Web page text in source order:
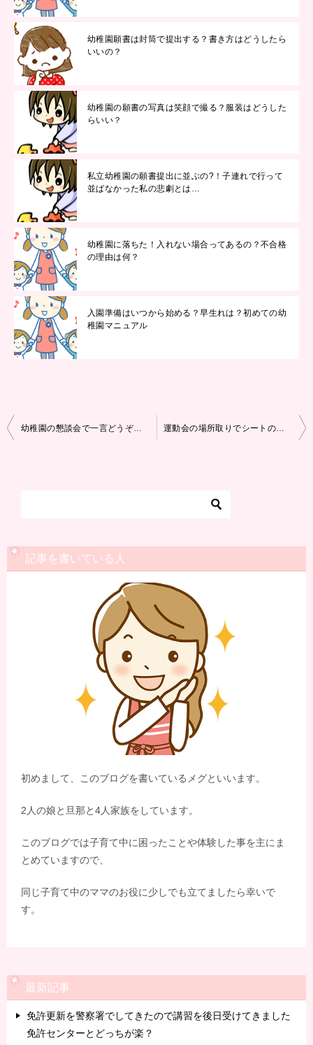
幼稚園願書は封筒で提出する？書き方はどうしたら
いいの？
幼稚園の願書の写真は笑顔で撮る？服装はどうした
らいい？
私立幼稚園の願書提出に並ぶの?！子連れで行って
並ばなかった私の悲劇とは…
幼稚園に落ちた！入れない場合ってあるの？不合格
の理由は何？
入園準備はいつから始める？早生れは？初めての幼
稚園マニュアル
投
幼稚園の懇談会で一言どうぞの挨拶で焦らないために！使える文例紹介！ 運動会の場所取りでシートのおもりは何がいい？トラブルにあわないためにしておきたい事！
記事を書いている人
初めまして、このブログを書いているメグといいます。
2人の娘と旦那と4人家族をしています。
このブログでは子育て中に困ったことや体験した事を主にま
とめていますので、
同じ子育て中のママのお役に少しでも立てましたら幸いで
す。
最新記事
免許更新を警察署でしてきたので講習を後日受けてきました
免許センターとどっちが楽？